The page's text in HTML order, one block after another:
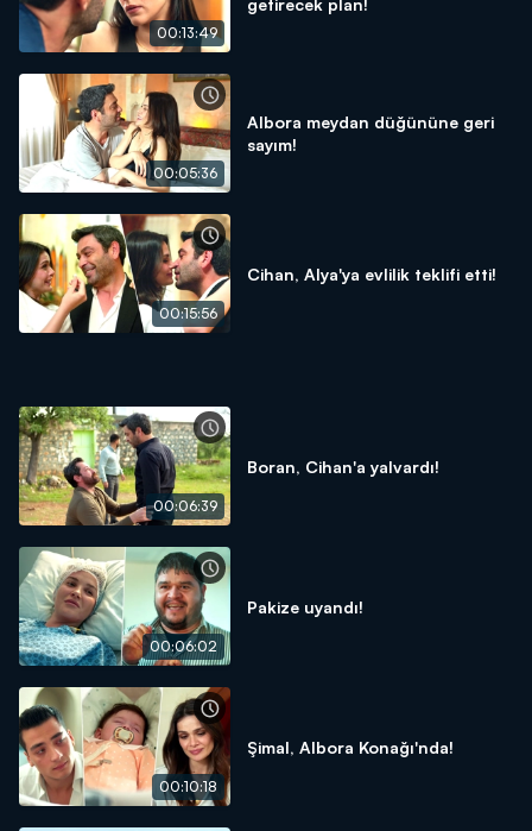
00:13:49
getirecek plan!
00:05:36
Albora meydan düğününe geri
sayım!
00:15:56
Cihan, Alya'ya evlilik teklifi etti!
00:06:39
Boran, Cihan'a yalvardı!
00:06:02
Pakize uyandı!
00:10:18
Şimal, Albora Konağı'nda!